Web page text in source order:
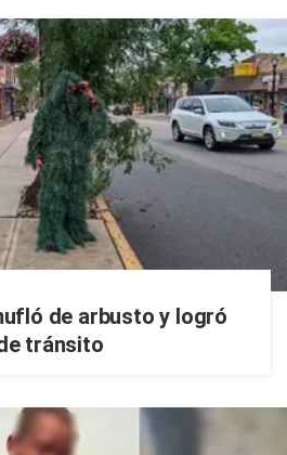
de arbusto y logró
tránsito